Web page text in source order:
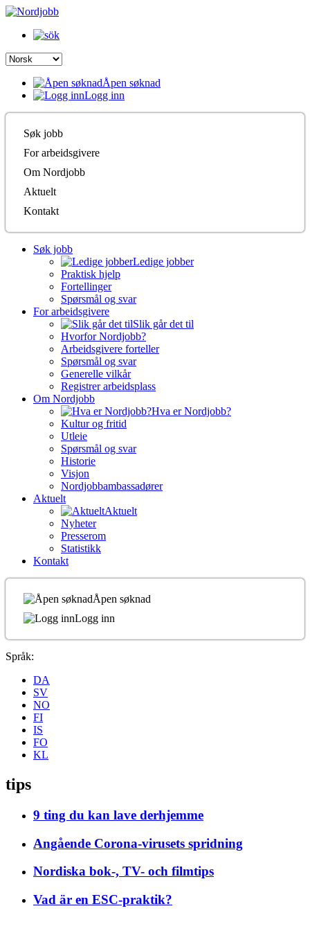
Åpen søknad
Logg inn
Søk jobb
For arbeidsgivere
Om Nordjobb
Aktuelt
Kontakt
Søk jobb
Ledige jobber
Praktisk hjelp
Fortellinger
Spørsmål og svar
For arbeidsgivere
Slik går det til
Hvorfor Nordjobb?
Arbeidsgivere forteller
Spørsmål og svar
Generelle vilkår
Registrer arbeidsplass
Om Nordjobb
Hva er Nordjobb?
Kultur og fritid
Utleie
Spørsmål og svar
Historie
Visjon
Nordjobbambassadører
Aktuelt
Aktuelt
Nyheter
Presserom
Statistikk
Kontakt
Åpen søknad
Logg inn
Språk:
DA
SV
NO
FI
IS
FO
KL
tips
9 ting du kan lave derhjemme
Angående Corona-virusets spridning
Nordiska bok-, TV- och filmtips
Vad är en ESC-praktik?